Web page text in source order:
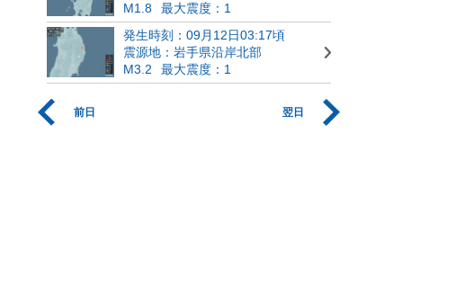
M1.8
最大震度：1
発生時刻：09月12日03:17頃
震源地：岩手県沿岸北部
M3.2
最大震度：1
前日 翌日